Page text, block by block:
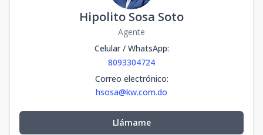
Hipolito Sosa Soto
Agente
Celular / WhatsApp:
8093304724
Correo electrónico:
hsosa@kw.com.do
Llámame